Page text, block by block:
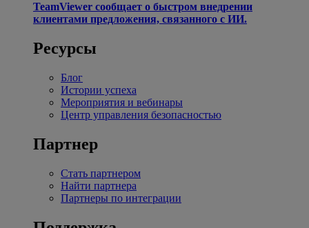
TeamViewer сообщает о быстром внедрении
клиентами предложения, связанного с ИИ.
Ресурсы
Блог
Истории успеха
Мероприятия и вебинары
Центр управления безопасностью
Партнер
Стать партнером
Найти партнера
Партнеры по интеграции